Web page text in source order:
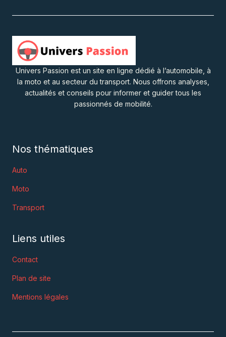
Univers Passion est un site en ligne dédié à l’automobile, à
la moto et au secteur du transport. Nous offrons analyses,
actualités et conseils pour informer et guider tous les
passionnés de mobilité.
Nos thématiques
Auto
Moto
Transport
Liens utiles
Contact
Plan de site
Mentions légales